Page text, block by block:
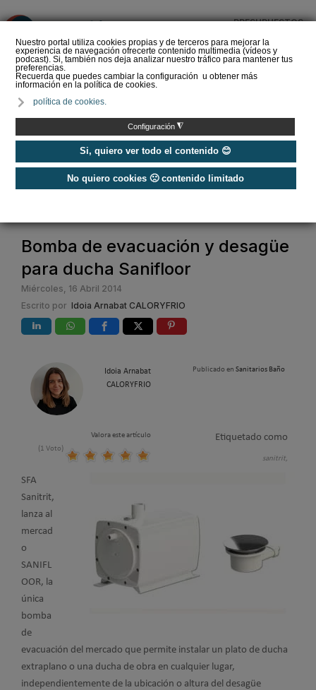
Nuestro portal utiliza cookies propias y de terceros para mejorar la
experiencia de navegación ofrecerte contenido multimedia (vídeos y
podcast). Si, también nos deja analizar nuestro tráfico para mantener tus
preferencias.
Recuerda que puedes cambiar la configuración u obtener más
información en la política de cookies.
política de cookies.
Configuración ◮
Si, quiero ver todo el contenido 😊
No quiero cookies 🙁 contenido limitado
PRESUPUESTOS
generación en sistemas
de expansión para t…
Baño y agua / Sanitarios y baño
/
Bomba de evacuación y desagüe
para ducha Sanifloor
Miércoles, 16 Abril 2014
Escrito por Idoia Arnabat CALORYFRIO
Idoia Arnabat
CALORYFRIO
Publicado en Sanitarios Baño
Valora este artículo
(1 Voto)
Etiquetado como
sanitrit,
SFA
Sanitrit,
lanza al
mercad
o
SANIFL
OOR, la
única
bomba
de
evacuación del mercado que permite instalar un plato de ducha
extraplano o una ducha de obra en cualquier lugar,
independientemente de la ubicación o altura del desagüe